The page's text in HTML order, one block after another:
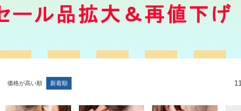
価格が高い順 新着順